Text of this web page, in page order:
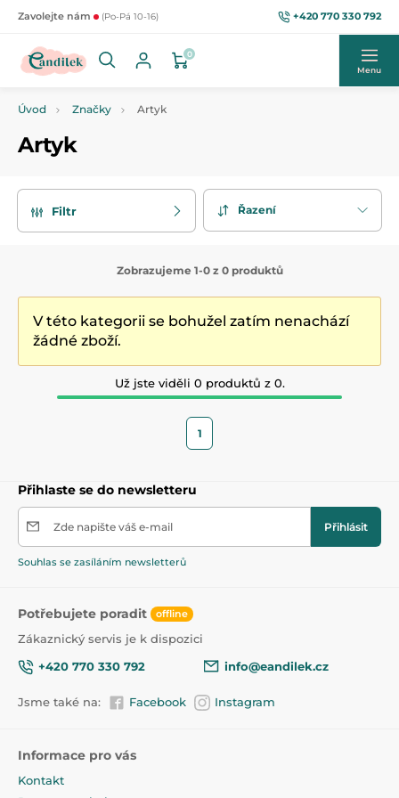
Zavolejte nám (Po-Pá 10-16) +420 770 330 792
0
Menu
Úvod Značky Artyk
Artyk
Filtr Řazení
Zobrazujeme 1-0 z 0 produktů
V této kategorii se bohužel zatím nenachází
žádné zboží.
Už jste viděli 0 produktů z 0.
1
Přihlaste se do newsletteru
Zde napište váš e-mail Přihlásit
Souhlas se zasíláním newsletterů
Potřebujete poradit offline
Zákaznický servis je k dispozici
+420 770 330 792
info@eandilek.cz
Jsme také na: Facebook Instagram
Informace pro vás
Kontakt